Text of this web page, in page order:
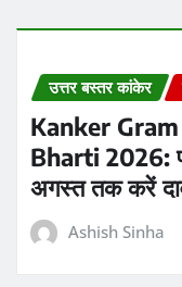
उत्तर बस्तर कांकेर
Kanker
Bharti 2026:
अगस्त तक करें
Ashish Sinha